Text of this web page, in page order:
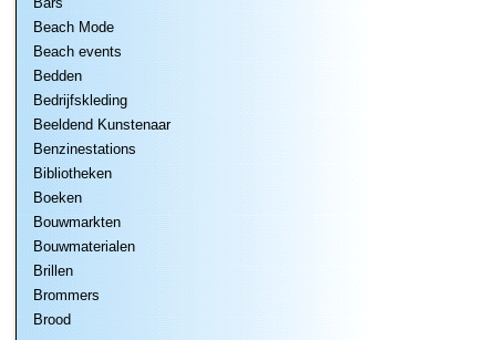
Beach Mode
Beach events
Bedden
Bedrijfskleding
Beeldend Kunstenaar
Benzinestations
Bibliotheken
Boeken
Bouwmarkten
Bouwmaterialen
Brillen
Brommers
Brood